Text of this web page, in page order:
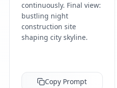
continuously. Final view:
bustling night
construction site
shaping city skyline.
Copy Prompt